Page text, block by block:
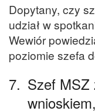
Dopytany, czy
udział w
Wewiór
poziomie szefa
7. Szef MSZ